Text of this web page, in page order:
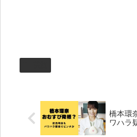
橋本環
ワハラ